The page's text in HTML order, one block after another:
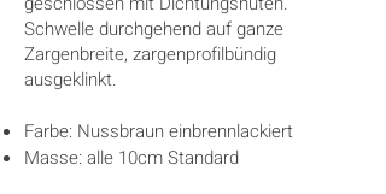
Schwelle durchgehend auf ganze
Zargenbreite, zargenprofilbündig
ausgeklinkt.
Farbe: Nussbraun einbrennlackiert
Masse: alle 10cm Standard